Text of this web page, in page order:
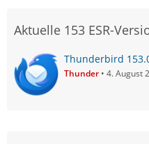
Aktuelle 153 ESR-
Thunderbird
Thunder 4. August